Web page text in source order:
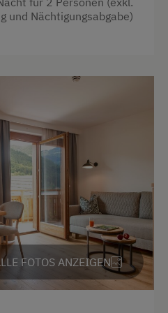
im Hotel
und Nächtigungsabgabe)
FOTOS ANZEIGEN